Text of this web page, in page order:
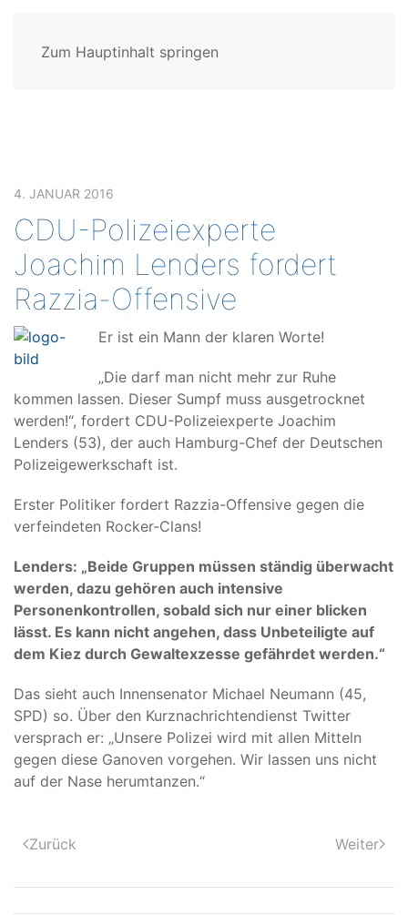
Zum Hauptinhalt springen
4. JANUAR 2016
CDU-Polizeiexperte
Joachim Lenders fordert
Razzia-Offensive
Er ist ein Mann der klaren Worte!
„Die darf man nicht mehr zur Ruhe
kommen lassen. Dieser Sumpf muss ausgetrocknet
werden!“, fordert CDU-Polizeiexperte Joachim
Lenders (53), der auch Hamburg-Chef der Deutschen
Polizeigewerkschaft ist.
Erster Politiker fordert Razzia-Offensive gegen die
verfeindeten Rocker-Clans!
Lenders: „Beide Gruppen müssen ständig überwacht
werden, dazu gehören auch intensive
Personenkontrollen, sobald sich nur einer blicken
lässt. Es kann nicht angehen, dass Unbeteiligte auf
dem Kiez durch Gewaltexzesse gefährdet werden.“
Das sieht auch Innensenator Michael Neumann (45,
SPD) so. Über den Kurznachrichtendienst Twitter
versprach er: „Unsere Polizei wird mit allen Mitteln
gegen diese Ganoven vorgehen. Wir lassen uns nicht
auf der Nase herumtanzen.“
Zurück Weiter